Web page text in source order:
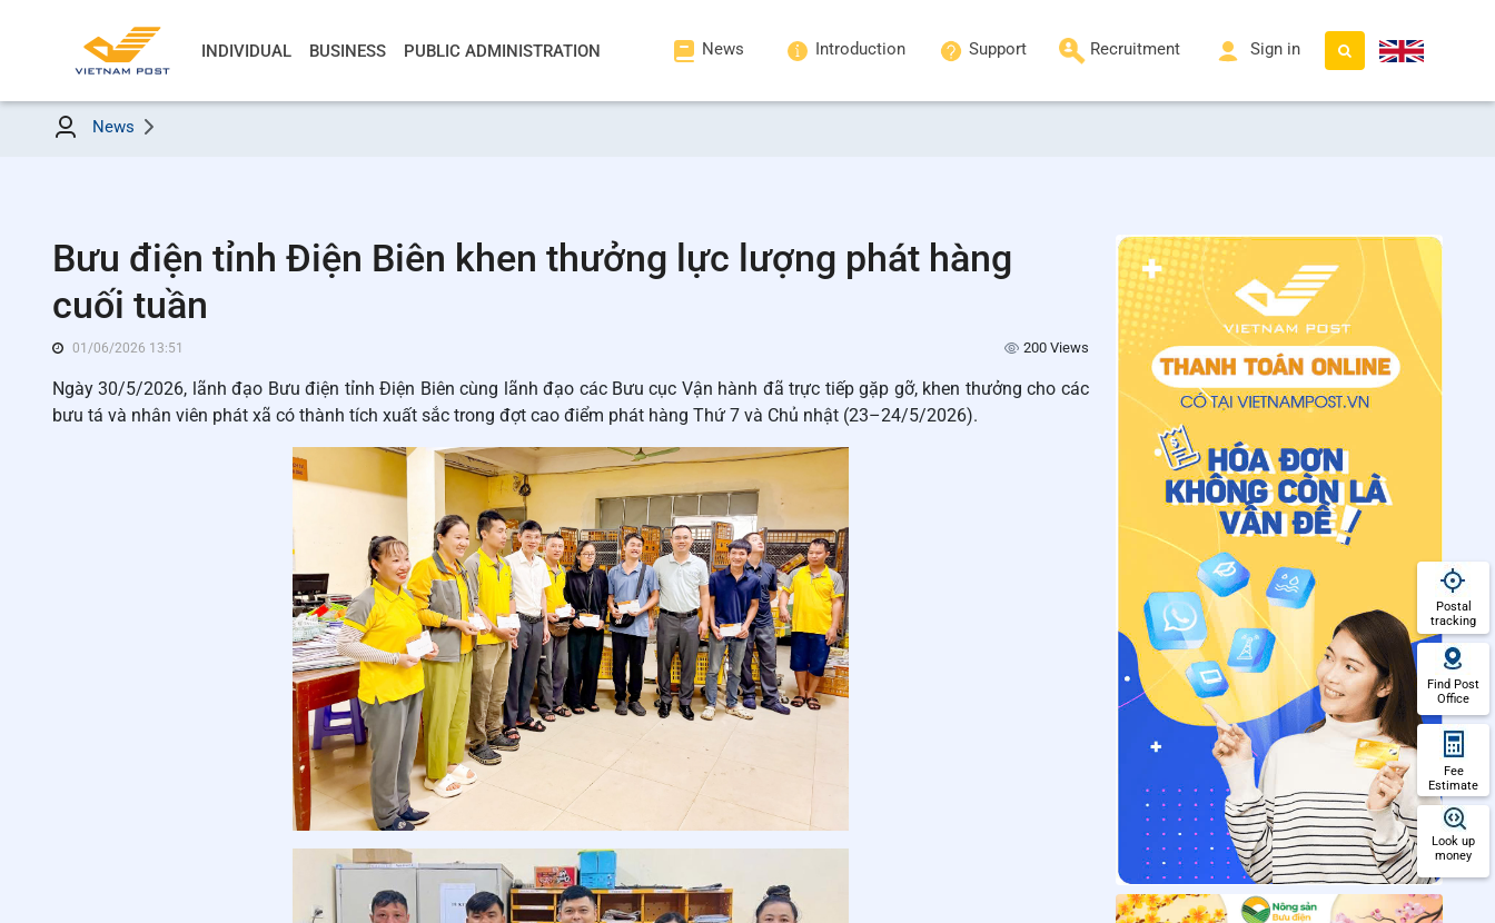
INDIVIDUAL BUSINESS PUBLIC ADMINISTRATION News Introduction Support Recruitment Sign in
News
Bưu điện tỉnh Điện Biên khen thưởng lực lượng phát hàng
cuối tuần
01/06/2026 13:51 200 Views
Ngày 30/5/2026, lãnh đạo Bưu điện tỉnh Điện Biên cùng lãnh đạo các Bưu cục Vận hành đã trực tiếp gặp gỡ, khen thưởng cho các
bưu tá và nhân viên phát xã có thành tích xuất sắc trong đợt cao điểm phát hàng Thứ 7 và Chủ nhật (23–24/5/2026).
Postal
tracking
Find Post
Office
Fee
Estimate
Look up
money